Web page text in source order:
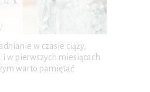
w czasie ciąży,
w pierwszych miesiącach
warto pamiętać